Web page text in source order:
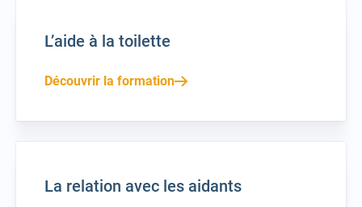
L’aide à la toilette
Découvrir la formation
La relation avec les aidants